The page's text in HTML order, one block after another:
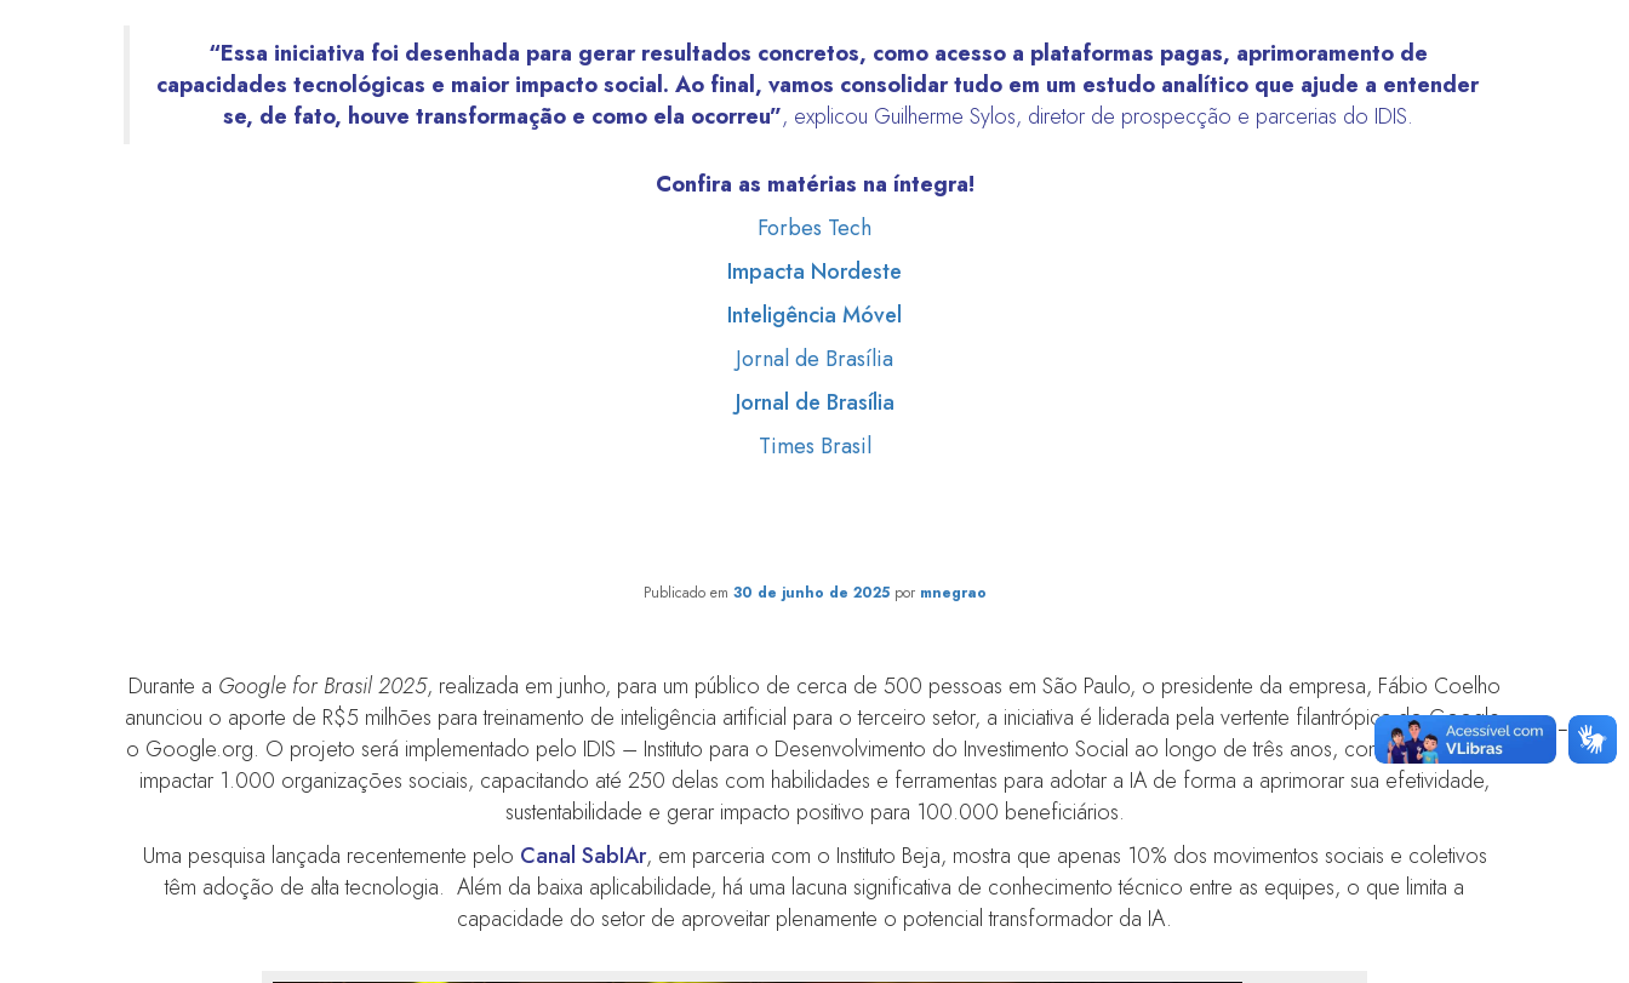
“Essa iniciativa foi desenhada para gerar resultados concretos, como acesso a plataformas pagas, aprimoramento de
capacidades tecnológicas e maior impacto social. Ao final, vamos consolidar tudo em um estudo analítico que ajude a entender
se, de fato, houve transformação e como ela ocorreu”, explicou Guilherme Sylos, diretor de prospecção e parcerias do IDIS.
Confira as matérias na íntegra!
Forbes Tech
Impacta Nordeste
Inteligência Móvel
Jornal de Brasília
Jornal de Brasília
Times Brasil
Publicado em 30 de junho de 2025 por mnegrao
Durante a Google for Brasil 2025, realizada em junho, para um público de cerca de 500 pessoas em São Paulo, o presidente da empresa, Fábio Coelho
anunciou o aporte de R$5 milhões para treinamento de inteligência artificial para o terceiro setor, a iniciativa é liderada pela vertente filantrópica do Google,
o Google.org. O projeto será implementado pelo IDIS – Instituto para o Desenvolvimento do Investimento Social ao longo de três anos, com estimativa de
impactar 1.000 organizações sociais, capacitando até 250 delas com habilidades e ferramentas para adotar a IA de forma a aprimorar sua efetividade,
sustentabilidade e gerar impacto positivo para 100.000 beneficiários.
Uma pesquisa lançada recentemente pelo Canal SabIAr, em parceria com o Instituto Beja, mostra que apenas 10% dos movimentos sociais e coletivos
têm adoção de alta tecnologia. Além da baixa aplicabilidade, há uma lacuna significativa de conhecimento técnico entre as equipes, o que limita a
capacidade do setor de aproveitar plenamente o potencial transformador da IA.